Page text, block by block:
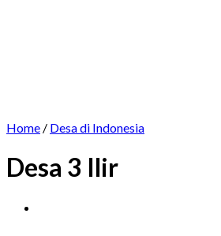
Home / Desa di Indonesia
Desa 3 Ilir